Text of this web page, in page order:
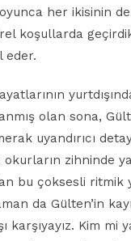
her ikisinin
koşullarda
eder.
olan sona,
uyandırıcı
zihninde
bu çoksesli ritmik
da Gülten’in
Kim mi